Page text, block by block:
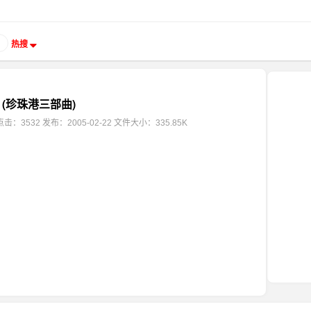
热搜
珍珠港三部曲)
击：3532 发布：2005-02-22 文件大小：335.85K